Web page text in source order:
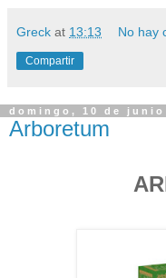
Greck at 13:13 No hay
Compartir
domingo, 10 de junio
Arboretum